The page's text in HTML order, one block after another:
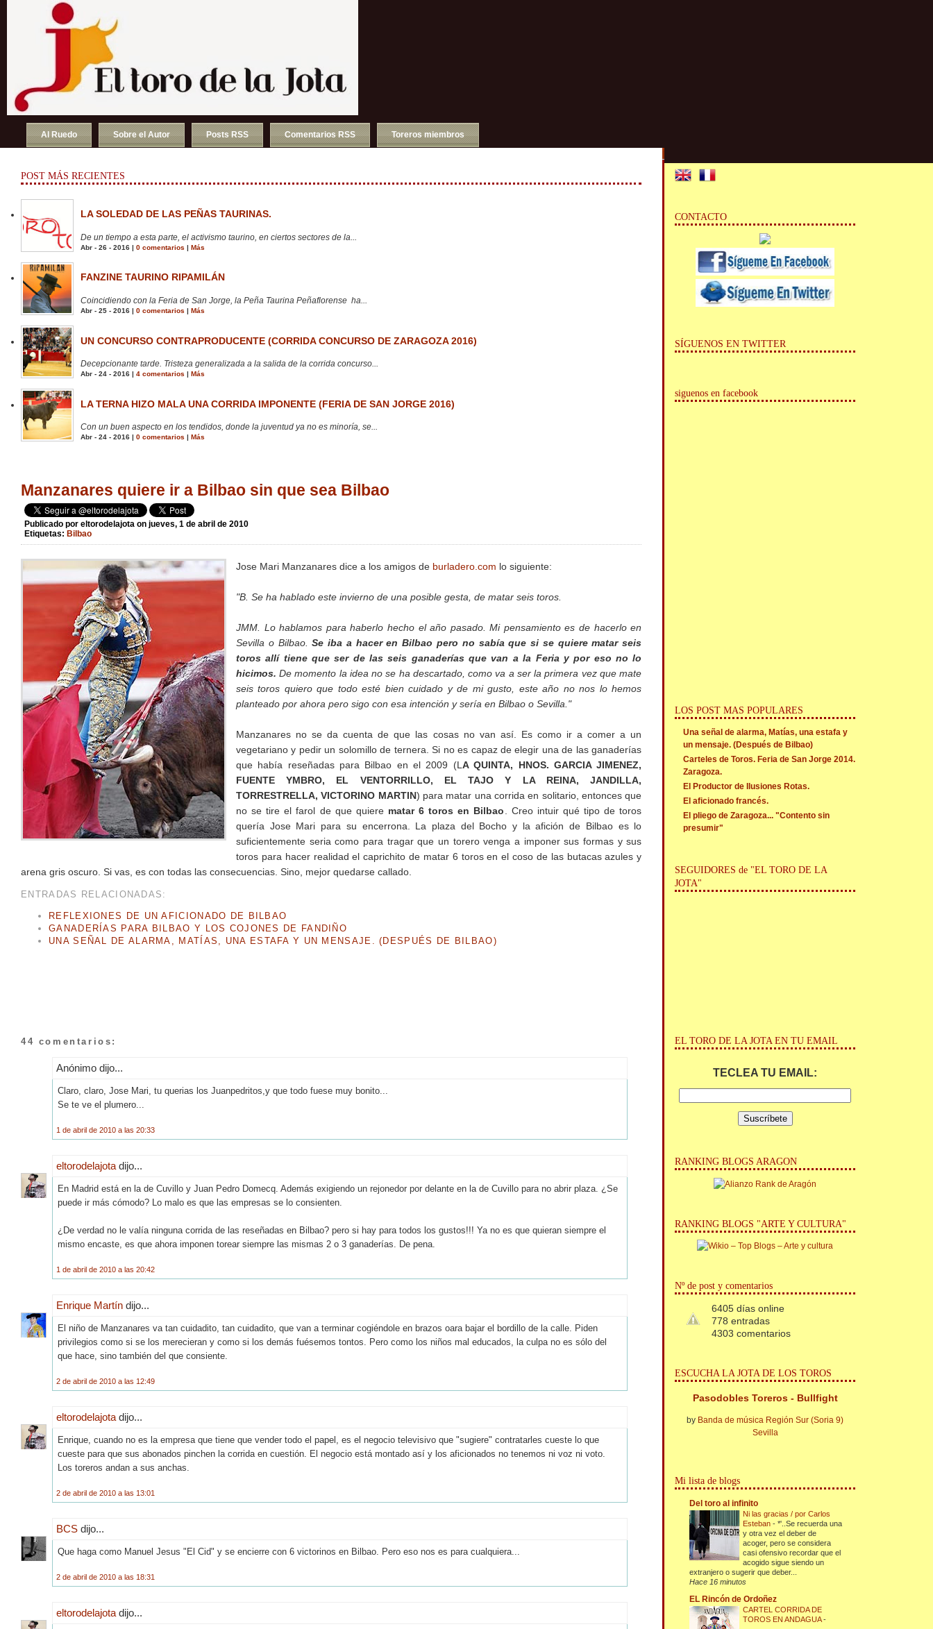
Al Ruedo Sobre el Autor Posts RSS Comentarios RSS Toreros miembros
POST MÁS RECIENTES
LA SOLEDAD DE LAS PEÑAS TAURINAS.
De un tiempo a esta parte, el activismo taurino, en ciertos sectores de la...
Abr - 26 - 2016 | 0 comentarios | Más
FANZINE TAURINO RIPAMILÁN
Coincidiendo con la Feria de San Jorge, la Peña Taurina Peñaflorense ha...
Abr - 25 - 2016 | 0 comentarios | Más
UN CONCURSO CONTRAPRODUCENTE (CORRIDA CONCURSO DE ZARAGOZA 2016)
Decepcionante tarde. Tristeza generalizada a la salida de la corrida concurso...
Abr - 24 - 2016 | 4 comentarios | Más
LA TERNA HIZO MALA UNA CORRIDA IMPONENTE (FERIA DE SAN JORGE 2016)
Con un buen aspecto en los tendidos, donde la juventud ya no es minoría, se...
Abr - 24 - 2016 | 0 comentarios Más
Manzanares quiere ir a Bilbao sin que sea Bilbao
Publicado por eltorodelajota on jueves, 1 de abril de 2010
Etiquetas: Bilbao
Jose Mari Manzanares dice a los amigos de burladero.com lo siguiente:
"B. Se ha hablado este invierno de una posible gesta, de matar seis toros.
JMM. Lo hablamos para haberlo hecho el año pasado. Mi pensamiento es de hacerlo en
Sevilla o Bilbao.Se iba a hacer en Bilbao pero no sabía que si se quiere matar seis
toros allí tiene que ser de las seis ganaderías que van a la Feria y por eso no lo
hicimos. De momento la idea no se ha descartado, como va a ser la primera vez que mate
seis toros quiero que todo esté bien cuidado y de mi gusto, este año no nos lo hemos
planteado por ahora pero sigo con esa intención y sería en Bilbao o Sevilla."
Manzanares no se da cuenta de que las cosas no van así. Es como ir a comer a un
vegetariano y pedir un solomillo de ternera. Si no es capaz de elegir una de las ganaderías
que había reseñadas para Bilbao en el 2009 (L A QUINTA, HNOS. GARCIA JIMENEZ,
FUENTE YMBRO, EL VENTORRILLO, EL TAJO Y LA REINA, JANDILLA,
TORRESTRELLA, VICTORINO MARTIN) para matar una corrida en solitario, entonces que
no se tire el farol de que quiere matar 6 toros en Bilbao . Creo intuir qué tipo de toros
quería Jose Mari para su encerrona. La plaza del Bocho y la afición de Bilbao es lo
suficientemente seria como para tragar que un torero venga a imponer sus formas y sus
toros para hacer realidad el caprichito de matar 6 toros en el coso de las butacas azules y
arena gris oscuro. Si vas, es con todas las consecuencias. Sino, mejor quedarse callado.
ENTRADAS RELACIONADAS:
REFLEXIONES DE UN AFICIONADO DE BILBAO
GANADERÍAS PARA BILBAO Y LOS COJONES DE FANDIÑO
UNA SEÑAL DE ALARMA, MATÍAS, UNA ESTAFA Y UN MENSAJE. (DESPUÉS DE BILBAO)
44 comentarios:
Anónimo dijo...
Claro, claro, Jose Mari, tu querias los Juanpedritos,y que todo fuese muy bonito...
Se te ve el plumero...
1 de abril de 2010 a las 20:33
eltorodelajota dijo...
En Madrid está en la de Cuvillo y Juan Pedro Domecq. Además exigiendo un rejonedor por delante en la de Cuvillo para no abrir plaza. ¿Se
puede ir más cómodo? Lo malo es que las empresas se lo consienten.
¿De verdad no le valía ninguna corrida de las reseñadas en Bilbao? pero si hay para todos los gustos!!! Ya no es que quieran siempre el
mismo encaste, es que ahora imponen torear siempre las mismas 2 o 3 ganaderías. De pena.
1 de abril de 2010 a las 20:42
Enrique Martín dijo...
El niño de Manzanares va tan cuidadito, tan cuidadito, que van a terminar cogiéndole en brazos oara bajar el bordillo de la calle. Piden
privilegios como si se los merecieran y como si los demás fuésemos tontos. Pero como los niños mal educados, la culpa no es sólo del
que hace, sino también del que consiente.
2 de abril de 2010 a las 12:49
eltorodelajota dijo...
Enrique, cuando no es la empresa que tiene que vender todo el papel, es el negocio televisivo que "sugiere" contratarles cueste lo que
cueste para que sus abonados pinchen la corrida en cuestión. El negocio está montado así y los aficionados no tenemos ni voz ni voto.
Los toreros andan a sus anchas.
2 de abril de 2010 a las 13:01
BCS dijo...
Que haga como Manuel Jesus "El Cid" y se encierre con 6 victorinos en Bilbao. Pero eso nos es para cualquiera...
2 de abril de 2010 a las 18:31
eltorodelajota dijo...
CONTACTO
SÍGUENOS EN TWITTER
siguenos en facebook
LOS POST MAS POPULARES
Una señal de alarma, Matías, una estafa y
un mensaje. (Después de Bilbao)
Carteles de Toros. Feria de San Jorge 2014.
Zaragoza.
El Productor de Ilusiones Rotas.
El aficionado francés.
El pliego de Zaragoza... "Contento sin
presumir"
SEGUIDORES de "EL TORO DE LA
JOTA"
EL TORO DE LA JOTA EN TU EMAIL
TECLEA TU EMAIL:
RANKING BLOGS ARAGON
RANKING BLOGS "ARTE Y CULTURA"
Nº de post y comentarios
6405 días online
778 entradas
4303 comentarios
ESCUCHA LA JOTA DE LOS TOROS
Pasodobles Toreros - Bullfight
by Banda de música Región Sur (Soria 9)
Sevilla
Mi lista de blogs
Del toro al infinito
Ni las gracias / por Carlos
Esteban-*'..Se recuerda una
y otra vez el deber de
acoger, pero se considera
casi ofensivo recordar que el
acogido sigue siendo un
extranjero o sugerir que deber...
Hace 16 minutos
EL Rincón de Ordoñez
CARTEL CORRIDA DE
TOROS EN ANDAGUA-